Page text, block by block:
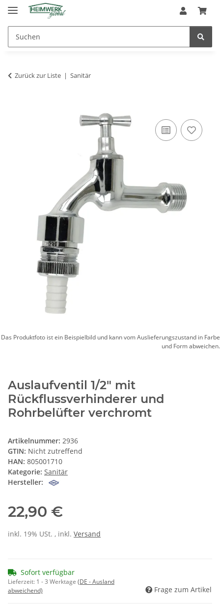
Zurück zur Liste Sanitär
Das Produktfoto ist ein Beispielbild und kann vom Auslieferungszustand in Farbe
und Form abweichen.
Auslaufventil 1/2" mit
Rückflussverhinderer und
Rohrbelüfter verchromt
Artikelnummer: 2936
GTIN: Nicht zutreffend
HAN: 805001710
Kategorie: Sanitär
Hersteller:
22,90 €
inkl. 19% USt. , inkl. Versand
Sofort verfügbar
Lieferzeit: 1 - 3 Werktage (DE - Ausland
abweichend)
Frage zum Artikel